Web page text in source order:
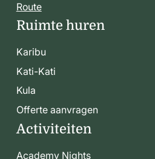
Route
Ruimte huren
Karibu
Kati-Kati
Kula
Offerte aanvragen
Activiteiten
Academy Nights